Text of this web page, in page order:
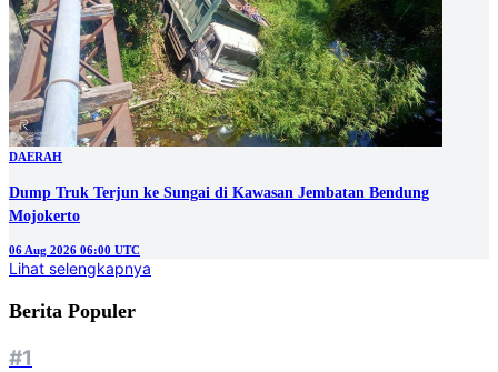
DAERAH
Dump Truk Terjun ke Sungai di Kawasan Jembatan Bendung
Mojokerto
06 Aug 2026 06:00 UTC
Lihat selengkapnya
Berita Populer
#1